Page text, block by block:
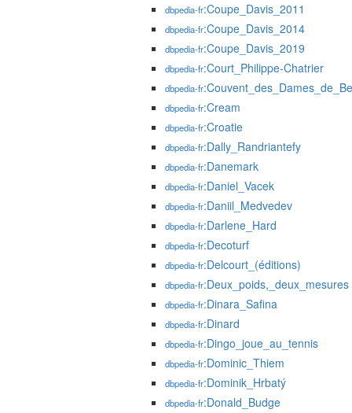
dbpedia-fr:Coupe_Davis_2011
dbpedia-fr:Coupe_Davis_2014
dbpedia-fr:Coupe_Davis_2019
dbpedia-fr:Court_Philippe-Chatrier
dbpedia-fr
dbpedia-fr:Cream
dbpedia-fr:Croatie
dbpedia-fr:Dally_Randriantefy
dbpedia-fr:Danemark
dbpedia-fr:Daniel_Vacek
dbpedia-fr:Daniil_Medvedev
dbpedia-fr:Darlene_Hard
dbpedia-fr:Decoturf
dbpedia-fr:Delcourt_(éditions)
dbpedia-fr:Deux_poids,_deux_mesures
dbpedia-fr:Dinara_Safina
dbpedia-fr:Dinard
dbpedia-fr:Dingo_joue_au_tennis
dbpedia-fr:Dominic_Thiem
dbpedia-fr:Dominik_Hrbatý
dbpedia-fr:Donald_Budge